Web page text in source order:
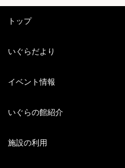
トップ
いぐらだより
イベント情報
いぐらの館紹介
施設の利用